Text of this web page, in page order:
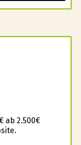
ab 2.500€